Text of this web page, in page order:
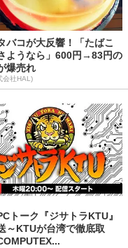
バコが大反響！「たばこ
ようなら」600円→83円の
爆売れ
会社HAL)
トーク『ジサトラKTU』
～KTUが台湾で徹底取